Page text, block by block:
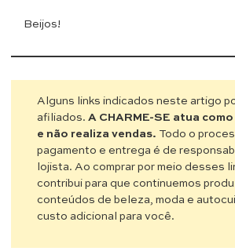
Beijos!
Alguns links indicados neste artigo
afiliados.A CHARME-SE atua
e não realiza vendas. Todo o
pagamento e entrega é de
lojista. Ao comprar por meio desses
contribui para que continuemos
conteúdos de beleza, moda e
custo adicional para você.